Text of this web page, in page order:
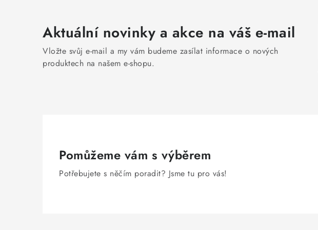
Aktuální novinky a akce na váš e-mail
Vložte svůj e-mail a my vám budeme zasílat informace o nových
produktech na našem e-shopu.
Pomůžeme vám s výběrem
Potřebujete s něčím poradit? Jsme tu pro vás!